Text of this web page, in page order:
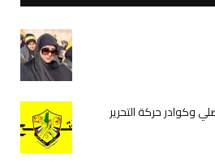
وكوادر حركة التحرير